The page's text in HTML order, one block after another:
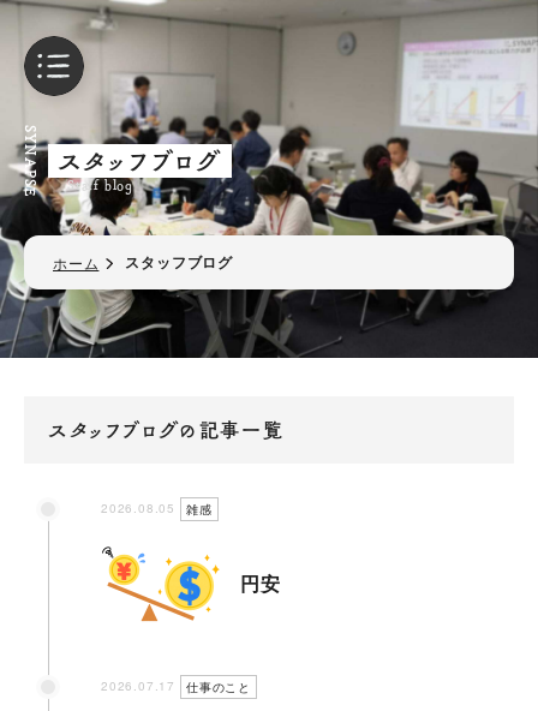
Staff blog
スタッフブログ
ホーム スタッフブログ
スタッフブログの記事一覧
2026.08.05 雑感
円安
2026.07.17 仕事のこと
SYNAPSE